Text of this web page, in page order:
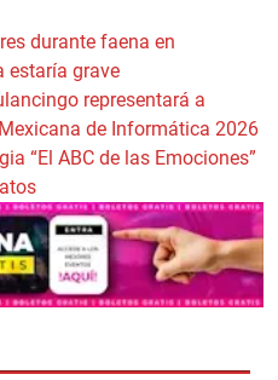
durante faena en
estaría grave
representará a
de Informática 2026
“El ABC de las Emociones”